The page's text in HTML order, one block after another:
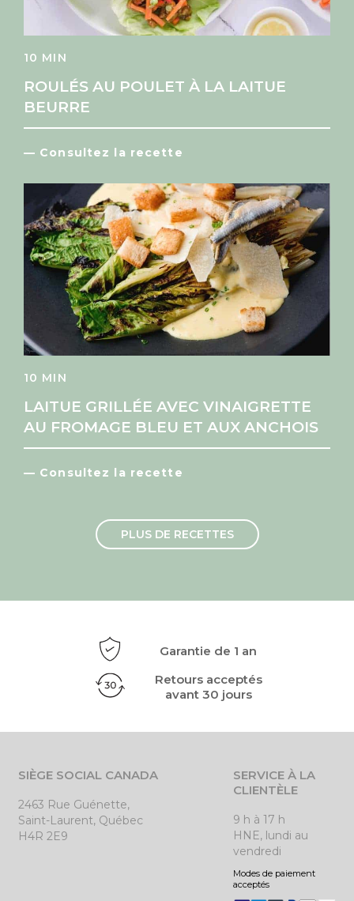
10 MIN
ROULÉS AU POULET À LA LAITUE
BEURRE
— Consultez la recette
10 MIN
LAITUE GRILLÉE AVEC VINAIGRETTE
AU FROMAGE BLEU ET AUX ANCHOIS
— Consultez la recette
PLUS DE RECETTES
Garantie de 1 an
Retours acceptés
avant 30 jours
SIÈGE SOCIAL CANADA
2463 Rue Guénette,
Saint-Laurent, Québec
H4R 2E9
SERVICE À LA
CLIENTÈLE
9 h à 17 h
HNE, lundi au
vendredi
Modes de paiement
acceptés